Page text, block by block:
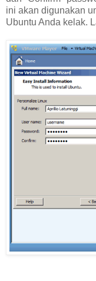
ini akan digunakan
Ubuntu Anda kelak.